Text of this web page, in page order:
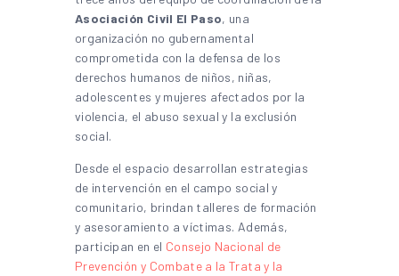
Asociación Civil El Paso, una
organización no gubernamental
comprometida con la defensa de los
derechos humanos de niños, niñas,
adolescentes y mujeres afectados por la
violencia, el abuso sexual y la exclusión
social.
Desde el espacio desarrollan estrategias
de intervención en el campo social y
comunitario, brindan talleres de formación
y asesoramiento a víctimas. Además,
participan en el Consejo Nacional de
Prevención y Combate a la Trata y la